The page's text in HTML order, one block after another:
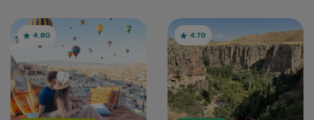
4.80 4.70